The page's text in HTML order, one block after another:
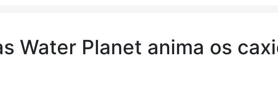
Water Planet anima os